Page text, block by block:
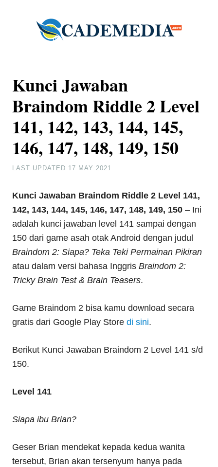
Kunci Jawaban
Braindom Riddle 2 Level
141, 142, 143, 144, 145,
146, 147, 148, 149, 150
LAST UPDATED 17 MAY 2021
Kunci Jawaban Braindom Riddle 2 Level 141,
142, 143, 144, 145, 146, 147, 148, 149, 150 – Ini
adalah kunci jawaban level 141 sampai dengan
150 dari game asah otak Android dengan judul
Braindom 2: Siapa? Teka Teki Permainan Pikiran
atau dalam versi bahasa InggrisBraindom 2:
Tricky Brain Test & Brain Teasers.
Game Braindom 2 bisa kamu download secara
gratis dari Google Play Storedi sini.
Berikut Kunci Jawaban Braindom 2 Level 141 s/d
150.
Level 141
Siapa ibu Brian?
Geser Brian mendekat kepada kedua wanita
tersebut, Brian akan tersenyum hanya pada